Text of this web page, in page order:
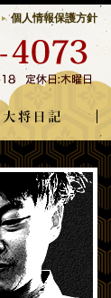
個人情報保護方針